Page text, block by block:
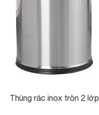
Thùng rác inox tròn 2 lớp